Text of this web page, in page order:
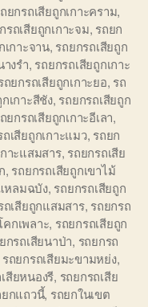
ยกรถเสียถูกเกาะคราม,
รถเสียถูกเกาะจม, รถยก
เกาะจาน, รถยกรถเสียถูก
งรำ, รถยกรถเสียถูกเกาะ
ถยกรถเสียถูกเกาะยอ, รถ
เกาะสีชัง, รถยกรถเสียถูก
ยกรถเสียถูกเกาะอีเลา,
เสียถูกเกาะแมว, รถยก
าะแสมสาร, รถยกรถเสีย
, รถยกรถเสียถูกเขาไม้
หลมฉบัง, รถยกรถเสียถูก
ถเสียถูกแสมสาร, รถยกรถ
กเพลาะ, รถยกรถเสียถูก
กรถเสียนาป่า, รถยกรถ
รถยกรถเสียมะขามหย่ง,
สียหนองรี, รถยกรถเสีย
กแถวนี้, รถยกในเขต